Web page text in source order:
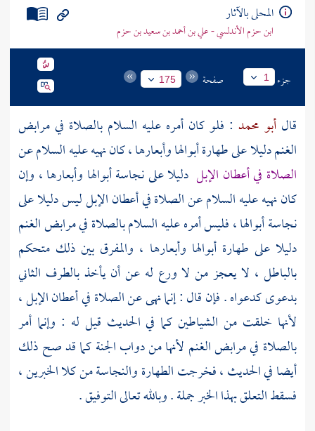
المحلى بالآثار
ابن حزم الأندلسي - علي بن أحمد بن سعيد بن حزم
جزء 1 صفحة 175
قالأبو محمد : فلو كان أمره عليه السلام بالصلاة في مرابض
الغنم دليلا على طهارة أبوالها وأبعارها ، كان نهيه عليه السلام عن
الصلاة في أعطان الإبل دليلا على نجاسة أبوالها وأبعارها ، وإن
كان نهيه عليه السلام عن الصلاة في أعطان الإبل ليس دليلا على
نجاسة أبوالها ، فليس أمره عليه السلام بالصلاة في مرابض الغنم
دليلا على طهارة أبوالها وأبعارها ، والمفرق بين ذلك متحكم
بالباطل ، لا يعجز من لا ورع له عن أن يأخذ بالطرف الثاني
بدعوى كدعواه . فإن قال : إنما نهى عن الصلاة في أعطان الإبل ،
لأنها خلقت من الشياطين كما في الحديث قيل له : وإنما أمر
بالصلاة في مرابض الغنم لأنها من دواب الجنة كما قد صح ذلك
أيضا في الحديث ، فخرجت الطهارة والنجاسة من كلا الخبرين ،
فسقط التعلق بهذا الخبر جملة . وبالله تعالى التوفيق .